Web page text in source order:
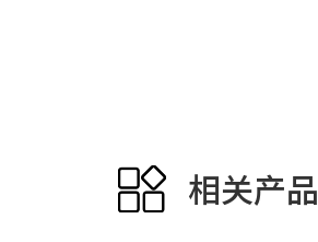
相关产品